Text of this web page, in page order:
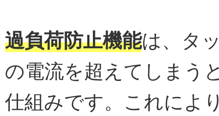
過負荷防止機能は、タ
の電流を超えてしまう
仕組みです。これによ